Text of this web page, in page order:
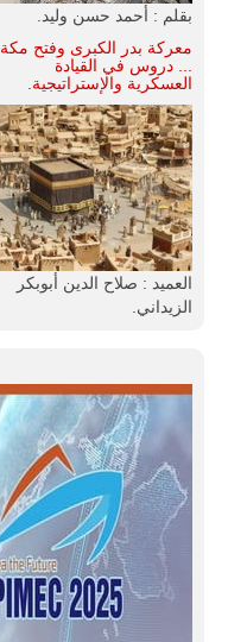
بقلم : أحمد حسن وليد.
معركة بدر الكبرى وفتح مكة
... دروس في القيادة
العسكرية والإستراتيجية.
العميد : صلاح الدين أبوبكر
الزيداني.